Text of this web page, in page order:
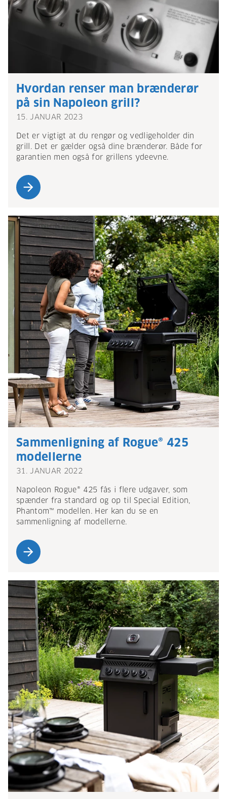
Hvordan renser man brænderør
på sin Napoleon grill?
15. JANUAR 2023
Det er vigtigt at du rengør og vedligeholder din
grill. Det er gælder også dine brænderør. Både for
garantien men også for grillens ydeevne.
arrow_forward
Sammenligning af Rogue® 425
modellerne
31. JANUAR 2022
Napoleon Rogue® 425 fås i flere udgaver, som
spænder fra standard og op til Special Edition,
Phantom™ modellen. Her kan du se en
sammenligning af modellerne.
arrow_forward